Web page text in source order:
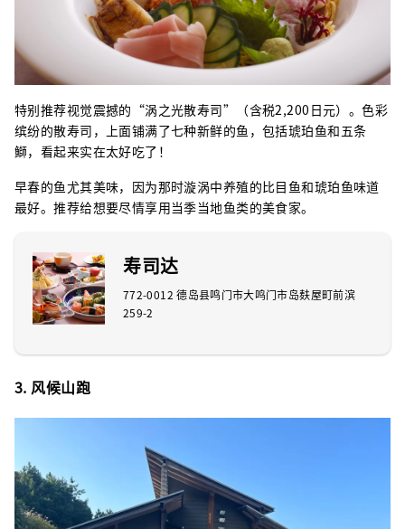
特别推荐视觉震撼的“涡之光散寿司”（含税2,200日元）。色彩
缤纷的散寿司，上面铺满了七种新鲜的鱼，包括琥珀鱼和五条
鰤，看起来实在太好吃了！
早春的鱼尤其美味，因为那时漩涡中养殖的比目鱼和琥珀鱼味道
最好。推荐给想要尽情享用当季当地鱼类的美食家。
寿司达
772-0012 德岛县鸣门市大鸣门市岛麸屋町前滨
259-2
3. 风候山跑